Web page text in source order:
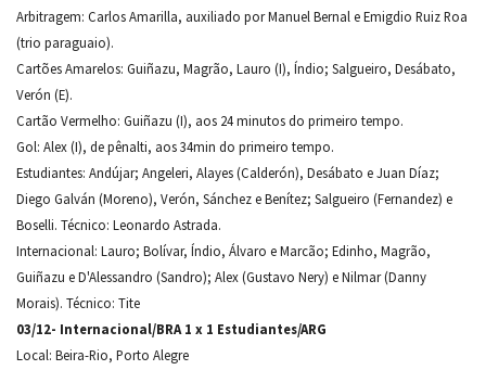
Arbitragem: Carlos Amarilla, auxiliado por Manuel Bernal e Emigdio Ruiz Roa
(trio paraguaio).
Cartões Amarelos: Guiñazu, Magrão, Lauro (I), Índio; Salgueiro, Desábato,
Verón (E).
Cartão Vermelho: Guiñazu (I), aos 24 minutos do primeiro tempo.
Gol: Alex (I), de pênalti, aos 34min do primeiro tempo.
Estudiantes: Andújar; Angeleri, Alayes (Calderón), Desábato e Juan Díaz;
Diego Galván (Moreno), Verón, Sánchez e Benítez; Salgueiro (Fernandez) e
Boselli. Técnico: Leonardo Astrada.
Internacional: Lauro; Bolívar, Índio, Álvaro e Marcão; Edinho, Magrão,
Guiñazu e D'Alessandro (Sandro); Alex (Gustavo Nery) e Nilmar (Danny
Morais). Técnico: Tite
03/12- Internacional/BRA 1 x 1 Estudiantes/ARG
Local: Beira-Rio, Porto Alegre